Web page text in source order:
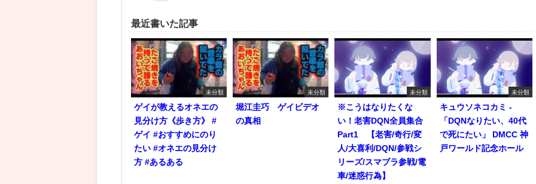
最近書いた記事
未分類
ゲイが教えるオネエの
見分け方《歩き方》 #
ゲイ #おすすめにのり
たい #オネエの見分け
方 #あるある
未分類
堀江圭巧 ゲイビデオ
の真相
未分類
※こうはなりたくな
い！老害DQN全員集合
Part1 【老害/奇行/変
人/大喜利/DQN/参戦シ
リーズ/スマブラ参戦/電
車/迷惑行為】
未分類
キュウソネコカミ -
「DQNなりたい、40代
で死にたい」 DMCC 神
戸ワールド記念ホール